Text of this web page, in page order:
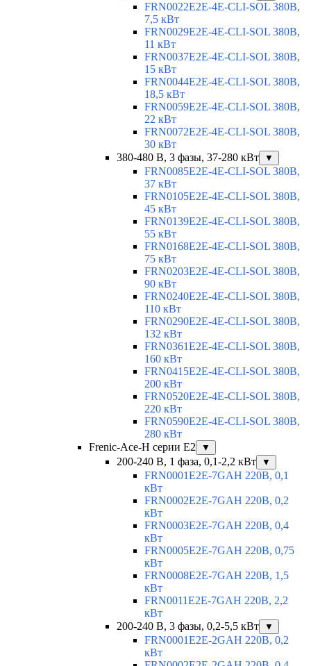
FRN0022E2E-4E-CLI-SOL 380В,
7,5 кВт
FRN0029E2E-4E-CLI-SOL 380В,
11 кВт
FRN0037E2E-4E-CLI-SOL 380В,
15 кВт
FRN0044E2E-4E-CLI-SOL 380В,
18,5 кВт
FRN0059E2E-4E-CLI-SOL 380В,
22 кВт
FRN0072E2E-4E-CLI-SOL 380В,
30 кВт
380-480 В, 3 фазы, 37-280 кВт
▼
FRN0085E2E-4E-CLI-SOL 380В,
37 кВт
FRN0105E2E-4E-CLI-SOL 380В,
45 кВт
FRN0139E2E-4E-CLI-SOL 380В,
55 кВт
FRN0168E2E-4E-CLI-SOL 380В,
75 кВт
FRN0203E2E-4E-CLI-SOL 380В,
90 кВт
FRN0240E2E-4E-CLI-SOL 380В,
110 кВт
FRN0290E2E-4E-CLI-SOL 380В,
132 кВт
FRN0361E2E-4E-CLI-SOL 380В,
160 кВт
FRN0415E2E-4E-CLI-SOL 380В,
200 кВт
FRN0520E2E-4E-CLI-SOL 380В,
220 кВт
FRN0590E2E-4E-CLI-SOL 380В,
280 кВт
Frenic-Ace-H серии E2
▼
200-240 В, 1 фаза, 0,1-2,2 кВт ▼
FRN0001E2E-7GAH 220В, 0,1
кВт
FRN0002E2E-7GAH 220В, 0,2
кВт
FRN0003E2E-7GAH 220В, 0,4
кВт
FRN0005E2E-7GAH 220В, 0,75
кВт
FRN0008E2E-7GAH 220В, 1,5
кВт
FRN0011E2E-7GAH 220В, 2,2
кВт
200-240 В, 3 фазы, 0,2-5,5 кВт
▼
FRN0001E2E-2GAH 220В, 0,2
кВт